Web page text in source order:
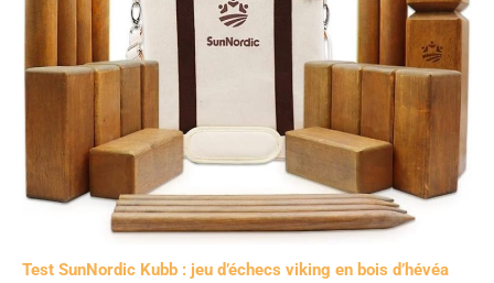
Test SunNordic Kubb : jeu d’échecs viking en bois d’hévéa